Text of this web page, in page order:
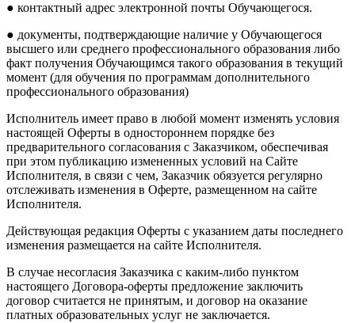
● контактный адрес электронной почты Обучающегося.
● документы, подтверждающие наличие у Обучающегося
высшего или среднего профессионального образования либо
факт получения Обучающимся такого образования в текущий
момент (для обучения по программам дополнительного
профессионального образования)
Исполнитель имеет право в любой момент изменять условия
настоящей Оферты в одностороннем порядке без
предварительного согласования с Заказчиком, обеспечивая
при этом публикацию измененных условий на Сайте
Исполнителя, в связи с чем, Заказчик обязуется регулярно
отслеживать изменения в Оферте, размещенном на сайте
Исполнителя.
Действующая редакция Оферты с указанием даты последнего
изменения размещается на сайте Исполнителя.
В случае несогласия Заказчика с каким-либо пунктом
настоящего Договора-оферты предложение заключить
договор считается не принятым, и договор на оказание
платных образовательных услуг не заключается.